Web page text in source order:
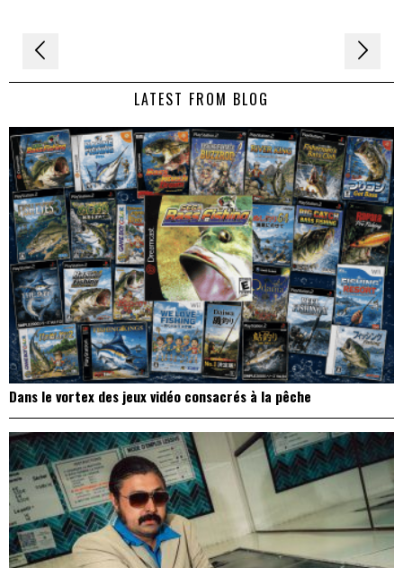
Navigation
de LATEST FROM BLOG
Dans le vortex des jeux vidéo consacrés à la pêche